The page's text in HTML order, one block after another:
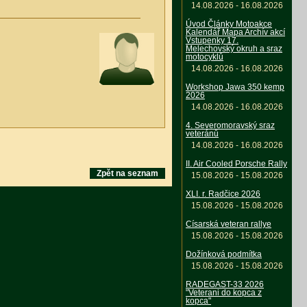
Zpět na seznam
14.08.2026 - 16.08.2026
Úvod Články Motoakce
Kalendář Mapa Archív akcí
Vstupenky 17.
Melechovský okruh a sraz
motocyklů
14.08.2026 - 16.08.2026
Workshop Jawa 350 kemp
2026
14.08.2026 - 16.08.2026
4. Severomoravský sraz
veteránů
14.08.2026 - 16.08.2026
II. Air Cooled Porsche Rally
15.08.2026 - 15.08.2026
XLI. r. Radčice 2026
15.08.2026 - 15.08.2026
Císarská veteran rallye
15.08.2026 - 15.08.2026
Dožínková podmítka
15.08.2026 - 15.08.2026
RADEGAST-33 2026
"Veterani do kopca z
kopca"